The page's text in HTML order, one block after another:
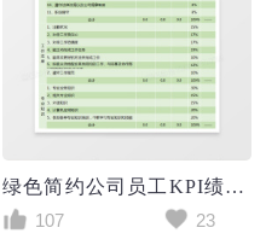
绿色简约公司员工KPI绩效考核表excel模版
107
23